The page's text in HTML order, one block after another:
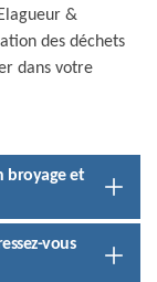
&
des déchets
dans votre
broyage et
vous